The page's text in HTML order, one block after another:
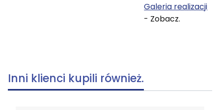
Galeria realizacji
- Zobacz.
Inni klienci kupili również.